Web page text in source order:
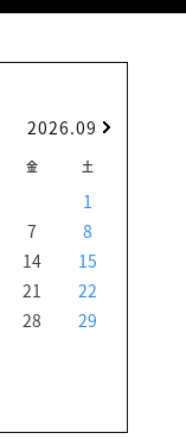
2026.09
金 土
1
7
8
14
15
21
22
28
29